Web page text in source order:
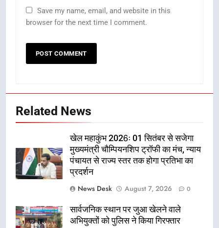
Save my name, email, and website in this
browser for the next time I comment.
Related News
खेल महाकुंभ 2026ः 01 सितंबर से सजेगा
मुख्यमंत्री चौम्पियनशिप ट्रॉफी का मंच, न्याय
पंचायत से राज्य स्तर तक होगा प्रतिभा का
प्रदर्शन
News Desk
August 7, 2026 0
सार्वजनिक स्थान पर जुआ खेलने वाले
अभियुक्तों को पुलिस ने किया गिरफ्तार